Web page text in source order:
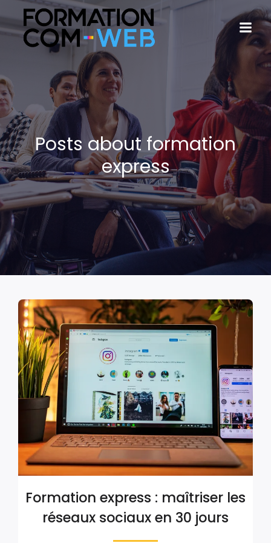
Posts about formation
express
Formation express : maîtriser les
réseaux sociaux en 30 jours